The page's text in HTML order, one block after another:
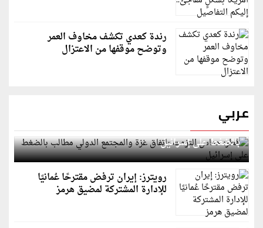
رندة كعدي تكشف مخاوف العمر
وتوضح موقفها من الاعتزال
عربي
قطر: حماس التزمت باتفاق غزة والمجتمع الدولي مطالب
بالضغط على إسرائيل
رويترز: إيران ترفض مقترحًا عُمانيًا
للإدارة المشتركة لمضيق هرمز